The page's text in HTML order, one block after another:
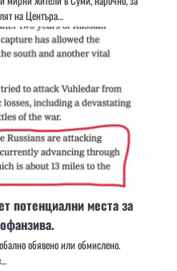
на Центъра…
потенциални места за
обявено или обмислено.